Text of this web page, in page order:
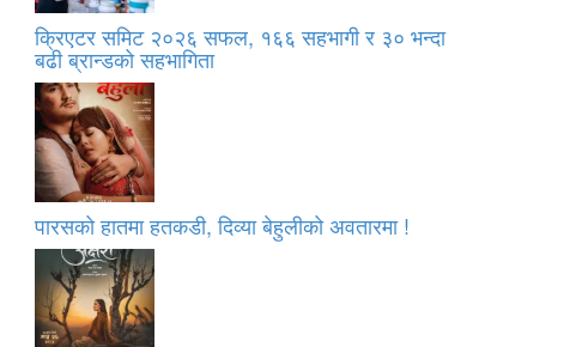
क्रिएटर समिट २०२६ सफल, १६६ सहभागी र ३० भन्दा
बढी ब्रान्डको सहभागिता
पारसको हातमा हतकडी, दिव्या बेहुलीको अवतारमा !